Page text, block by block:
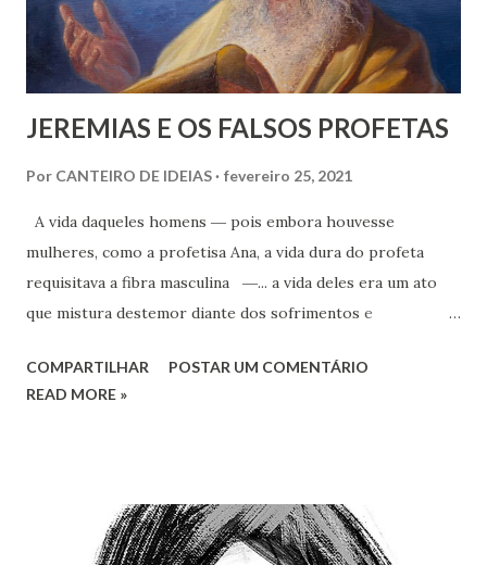
JEREMIAS E OS FALSOS PROFETAS
Por CANTEIRO DE IDEIAS fevereiro 25, 2021
A vida daqueles homens ― pois embora houvesse
mulheres, como a profetisa Ana, a vida dura do profeta
requisitava a fibra masculina ―... a vida deles era um ato
que mistura destemor diante dos sofrimentos e
considerada “normal”, às vezes incompreensão e ingratidão
daqueles para quem o profeta se dedicou e, em alguns
COMPARTILHAR
POSTAR UM COMENTÁRIO
READ MORE »